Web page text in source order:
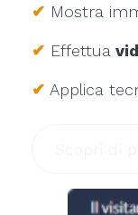
✔ Mostra
✔ Effettua
✔ Applica